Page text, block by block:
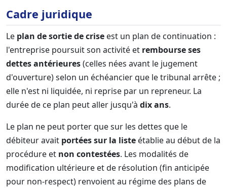
Cadre juridique
Le plan de sortie de crise est un plan de continuation :
l'entreprise poursuit son activité et rembourse ses
dettes antérieures(celles nées avant le jugement
d'ouverture) selon un échéancier que le tribunal arrête ;
elle n'est ni liquidée, ni reprise par un repreneur. La
durée de ce plan peut aller jusqu'à dix ans.
Le plan ne peut porter que sur les dettes que le
débiteur avait portées sur la liste établie au début de la
procédure et non contestées. Les modalités de
modification ultérieure et de résolution (fin anticipée
pour non-respect) renvoient au régime des plans de